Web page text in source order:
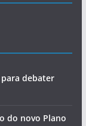
debater
do novo Plano